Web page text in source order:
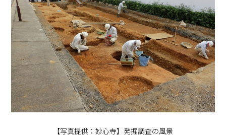
【写真提供：妙心寺】発掘調査の風景